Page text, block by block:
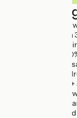
Just a stone's
Luché-Pringé, in
of activities:
leisure centre,
Marquise without
It comprises a
with 1 double bed
kitchen equipped
microwave, fridge
A tumble dryer